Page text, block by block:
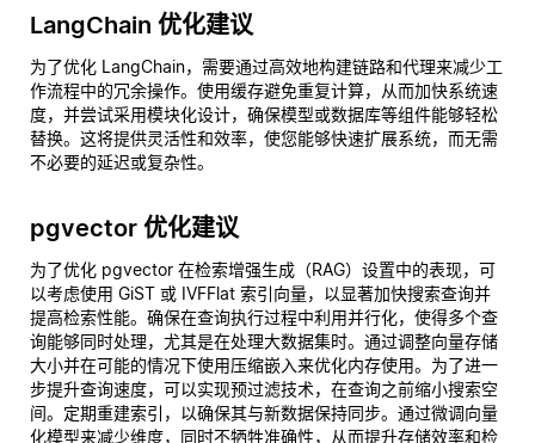
LangChain 优化建议
为了优化 LangChain，需要通过高效地构建链路和代理来减少工
作流程中的冗余操作。使用缓存避免重复计算，从而加快系统速
度，并尝试采用模块化设计，确保模型或数据库等组件能够轻松
替换。这将提供灵活性和效率，使您能够快速扩展系统，而无需
不必要的延迟或复杂性。
pgvector 优化建议
为了优化 pgvector 在检索增强生成（RAG）设置中的表现，可
以考虑使用 GiST 或 IVFFlat 索引向量，以显著加快搜索查询并
提高检索性能。确保在查询执行过程中利用并行化，使得多个查
询能够同时处理，尤其是在处理大数据集时。通过调整向量存储
大小并在可能的情况下使用压缩嵌入来优化内存使用。为了进一
步提升查询速度，可以实现预过滤技术，在查询之前缩小搜索空
间。定期重建索引，以确保其与新数据保持同步。通过微调向量
化模型来减少维度，同时不牺牲准确性，从而提升存储效率和检